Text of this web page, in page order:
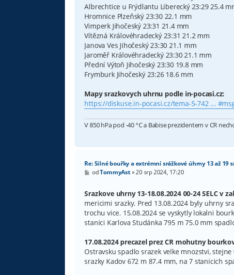
Albrechtice u Frýdlantu Liberecký 23:29 25.4
Hromnice Plzeňský 23:30 22.1 mm
Vimperk Jihočeský 23:31 21.4 mm
Vítězná Královéhradecký 23:31 21.2 mm
Janova Ves Jihočeský 23:30 21.1 mm
Jaroměř Královéhradecký 23:30 21.1 mm
Přední Výtoň Jihočeský 23:30 19.8 mm
Frymburk Jihočeský 23:26 18.6 mm
Mapy srazkovych uhrnu podle in-pocasi.cz:
https://diskuse.in-pocasi.cz/tema-5-742 ...
V 850 hPa pod -40 °C a Babise prezidentem v CR
Re: Silné bouřky a extrémní srážkové úhrny 13 až 19
P
s
p
ě
v
k
odTommyAst»20 srp 2024, 17:20
Srazkove uhrny 13-18.08.2024 00-24 SELC v
mericimi srazky. Pred 13.08.2024 byly uhrny
trochu vice. 15.08.2024 se vyskytly lokalni
stanici Karlova Studánka 795 m 75.0 mm
17.08.2024 precazel prez CR mohutny
Ostravsku spadlo srazek velke mnozstvi,
srazky Kadov 672 m 87.4 mm, na 7 stanicich